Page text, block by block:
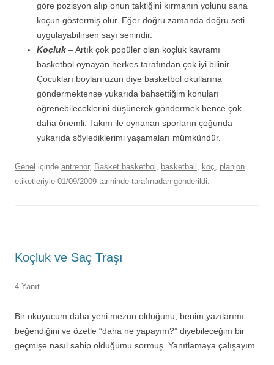
göre pozisyon alıp onun taktiğini kırmanın yolunu sana
koçun göstermiş olur. Eğer doğru zamanda doğru seti
uygulayabilirsen sayı senindir.
Koçluk – Artık çok popüler olan koçluk kavramı
basketbol oynayan herkes tarafından çok iyi bilinir.
Çocukları boyları uzun diye basketbol okullarına
göndermektense yukarıda bahsettiğim konuları
öğrenebileceklerini düşünerek göndermek bence çok
daha önemli. Takım ile oynanan sporların çoğunda
yukarıda söylediklerimi yaşamaları mümkündür.
Genel içinde antrenör, Basket basketbol , basketball , koç, planjon
etiketleriyle 01/09/2009 tarihinde tarafınadan gönderildi.
Koçluk ve Saç Traşı
4 Yanıt
Bir okuyucum daha yeni mezun olduğunu, benim yazılarımı
beğendiğini ve özetle “daha ne yapayım?” diyebileceğim bir
geçmişe nasıl sahip olduğumu sormuş. Yanıtlamaya çalışayım.